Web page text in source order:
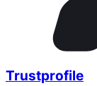
Trustprofile